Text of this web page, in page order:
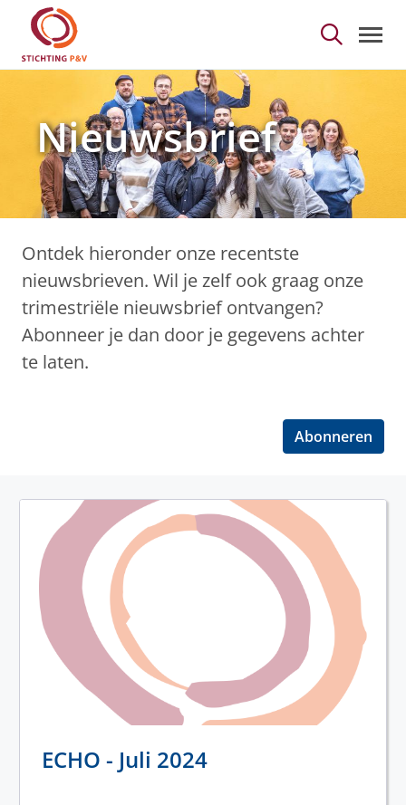
Skip to Main Content
Nieuwsbrief - Stichting
Nieuwsbrief
Ontdek hieronder onze recentste
nieuwsbrieven. Wil je zelf ook graag onze
trimestriële nieuwsbrief ontvangen?
Abonneer je dan door je gegevens achter
te laten.
Abonneren
ECHO - Juli 2024